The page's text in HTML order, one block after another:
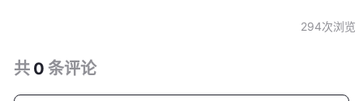
294次浏览
共 0 条评论